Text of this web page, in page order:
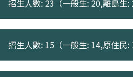
招生人數: 23（一般生: 20,離島生:
招生人數: 15（一般生: 14,原住民: 1